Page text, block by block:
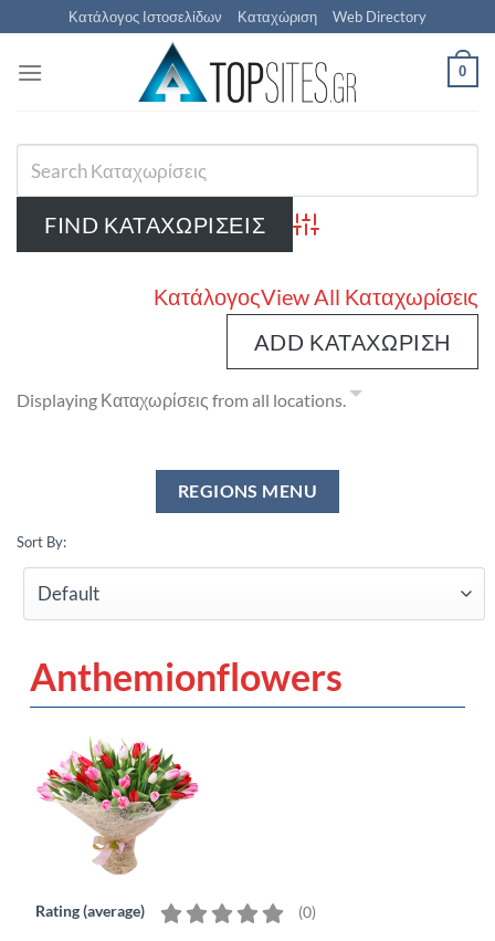
Μετάβαση
στο
περιεχόμενο
Κατάλογος Ιστοσελίδων Καταχώριση Web Directory
0
Advanced Search
ΚατάλογοςView All Καταχωρίσεις
ADD ΚΑΤΑΧΏΡΙΣΗ
Displaying Καταχωρίσεις from all locations.
Sort By:
Anthemionflowers
Rating (average) (0)